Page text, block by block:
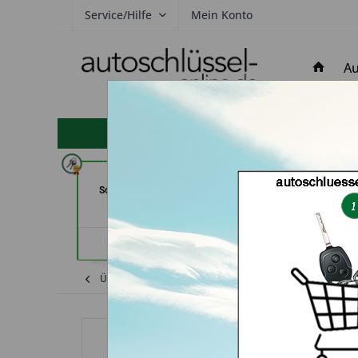
Service/Hilfe Mein Konto
hohe Kundenzufriedenheit
Schlüsseldienst (in Coburg)
ABC
Panten (in
Übersicht Volkswagen Transporter